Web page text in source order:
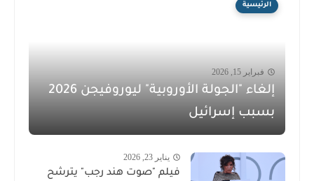
الرئيسية
فبراير 15, 2026
إلغاء "الجولة الأوروبية" ليوروفيجن 2026
بسبب إسرائيل
يناير 23, 2026
فيلم "صوت هند رجب" يترشح